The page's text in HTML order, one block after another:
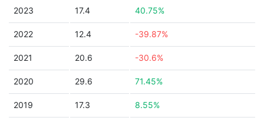
2023 17.4 40.75%
2022 12.4 -39.87%
2021 20.6 -30.6%
2020 29.6 71.45%
2019 17.3 8.55%